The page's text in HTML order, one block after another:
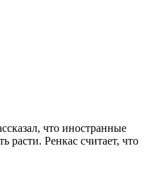
что иностранные
Ренкас считает, что